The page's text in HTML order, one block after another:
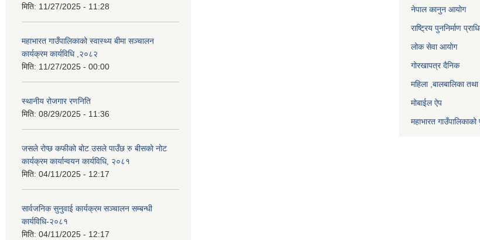
मिति: 11/27/2025 - 11:28
महाभारत गाउँपालिकाको स्वास्थ्य बीमा सञ्चालन
कार्यक्रम कार्यविधि ,२०८२
मिति: 11/27/2025 - 00:00
स्थानीय रोजगार रणनिति
मिति: 08/29/2025 - 11:36
जसले रोप्छ कफीको बोट उसले पाउँछ रु बीसको नोट
कार्यक्रम कार्यान्वयन कार्यविधि, २०८१
मिति: 04/11/2025 - 12:17
सार्वजनिक सुनुवाई कार्यक्रम सञ्चालन सम्बन्धी
कार्यविधि-२०८१
मिति: 04/11/2025 - 12:17
नेपाल कानुन आयोग
राष्ट्रिय पुननिर्माण
लोक सेवा आयोग
गोरखापत्र दैनिक
महिला ,बालबालिका
मोबाईल ऐप
महाभारत गाउँपालिकाको